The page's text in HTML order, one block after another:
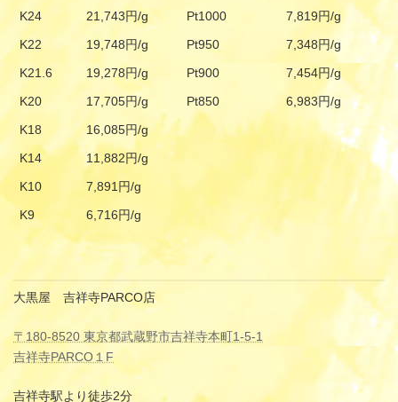
K24
21,743円/g Pt1000
7,819円/g
K22
19,748円/g Pt950
7,348円/g
K21.6
19,278円/g Pt900
7,454円/g
K20
17,705円/g Pt850
6,983円/g
K18
16,085円/g
K14
11,882円/g
K10
7,891円/g
K9
6,716円/g
大黒屋 吉祥寺PARCO店
〒180-8520 東京都武蔵野市吉祥寺本町1-5-1
吉祥寺PARCO１F
吉祥寺駅より徒歩2分